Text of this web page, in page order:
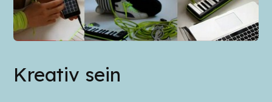
Media Bridges
Kreativ sein